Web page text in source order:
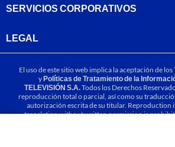
SERVICIOS CORPORATIVOS
LEGAL
El uso de este sitio web implica la aceptación de los
yPolíticas de Tratamiento de la
TELEVISIÓN S.A.Todos los Derechos
reproducción total o parcial, así como su
autorización escrita de su titular. Reproduction
translation without written permission is